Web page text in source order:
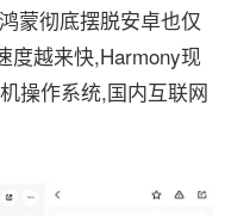
蒙彻底摆脱安卓也仅
度越来快,Harmony现
操作系统,国内互联网